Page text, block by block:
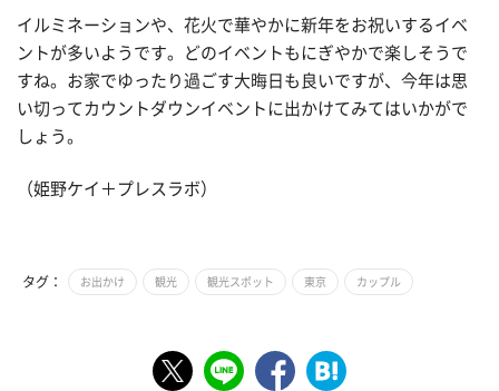
イルミネーションや、花火で華やかに新年をお祝いするイベ
ントが多いようです。どのイベントもにぎやかで楽しそうで
すね。お家でゆったり過ごす大晦日も良いですが、今年は思
い切ってカウントダウンイベントに出かけてみてはいかがで
しょう。
（姫野ケイ＋プレスラボ）
タグ： お出かけ 観光 観光スポット 東京 カップル